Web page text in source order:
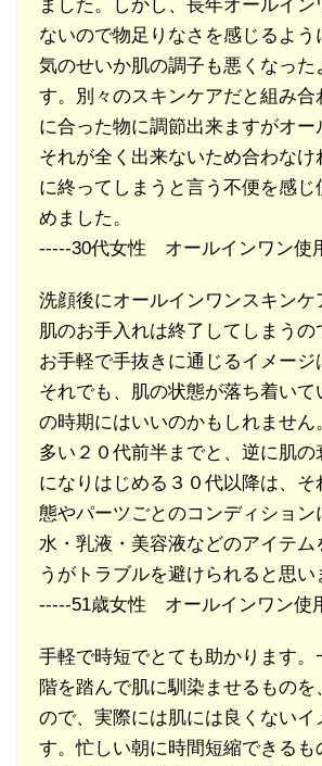
ました。しかし、長年オールイ
ないので物足りなさを感じるよう
気のせいか肌の調子も悪くなった
す。別々のスキンケアだと組み合
に合った物に調節出来ますがオー
それが全く出来ないため合わな
に終ってしまうと言う不便を感
めました。
-----30代女性 オールインワン使
洗顔後にオールインワンスキンケ
肌のお手入れは終了してしまうの
お手軽で手抜きに通じるイメージ
それでも、肌の状態が落ち着い
の時期にはいいのかもしれません
多い２０代前半までと、逆に肌
になりはじめる３０代以降は、そ
態やパーツごとのコンディション
水・乳液・美容液などのアイテム
うがトラブルを避けられると思い
-----51歳女性 オールインワン使
手軽で時短でとても助かります。
階を踏んで肌に馴染ませるものを
ので、実際には肌には良くないイ
す。忙しい朝に時間短縮できるも